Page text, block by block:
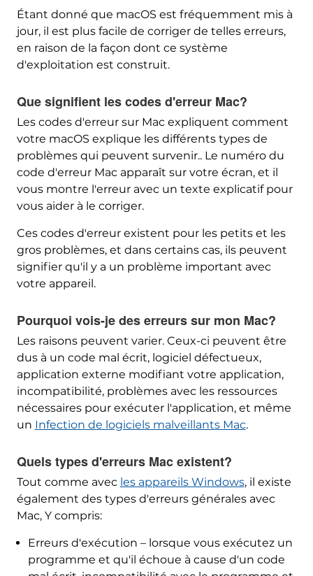
Étant donné que macOS est fréquemment mis à
jour, il est plus facile de corriger de telles erreurs,
en raison de la façon dont ce système
d'exploitation est construit.
Que signifient les codes d'erreur Mac?
Les codes d'erreur sur Mac expliquent comment
votre macOS explique les différents types de
problèmes qui peuvent survenir.. Le numéro du
code d'erreur Mac apparaît sur votre écran, et il
vous montre l'erreur avec un texte explicatif pour
vous aider à le corriger.
Ces codes d'erreur existent pour les petits et les
gros problèmes, et dans certains cas, ils peuvent
signifier qu'il y a un problème important avec
votre appareil.
Pourquoi vois-je des erreurs sur mon Mac?
Les raisons peuvent varier. Ceux-ci peuvent être
dus à un code mal écrit, logiciel défectueux,
application externe modifiant votre application,
incompatibilité, problèmes avec les ressources
nécessaires pour exécuter l'application, et même
un Infection de logiciels malveillants Mac.
Quels types d'erreurs Mac existent?
Tout comme avec les appareils Windows, il existe
également des types d'erreurs générales avec
Mac, Y compris:
Erreurs d'exécution – lorsque vous exécutez un
programme et qu'il échoue à cause d'un code